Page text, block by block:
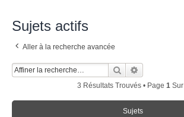
Sujets actifs
Aller à la recherche avancée
Rechercher
3 Résultats Trouvés • Page 1Sur
Sujets